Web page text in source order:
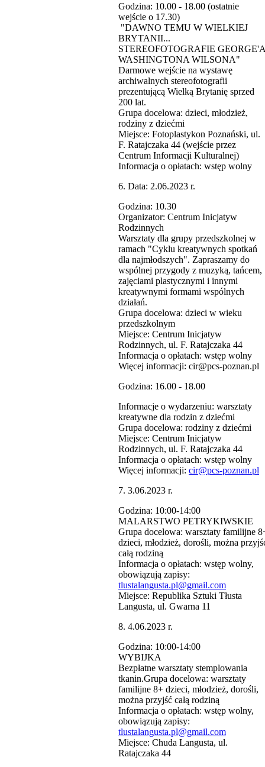
Godzina: 10.00 - 18.00 (ostatnie
wejście o 17.30)
"DAWNO TEMU W WIELKIEJ
BRYTANII...
STEREOFOTOGRAFIE GEORGE'A
WASHINGTONA WILSONA"
Darmowe wejście na wystawę
archiwalnych stereofotografii
prezentującą Wielką Brytanię sprzed
200 lat.
Grupa docelowa: dzieci, młodzież,
rodziny z dziećmi
Miejsce: Fotoplastykon Poznański, ul.
F. Ratajczaka 44 (wejście przez
Centrum Informacji Kulturalnej)
Informacja o opłatach: wstęp wolny
6. Data: 2.06.2023 r.
Godzina: 10.30
Organizator: Centrum Inicjatyw
Rodzinnych
Warsztaty dla grupy przedszkolnej w
ramach "Cyklu kreatywnych spotkań
dla najmłodszych". Zapraszamy do
wspólnej przygody z muzyką, tańcem,
zajęciami plastycznymi i innymi
kreatywnymi formami wspólnych
działań.
Grupa docelowa: dzieci w wieku
przedszkolnym
Miejsce: Centrum Inicjatyw
Rodzinnych, ul. F. Ratajczaka 44
Informacja o opłatach: wstęp wolny
Więcej informacji: cir@pcs-poznan.pl
Godzina: 16.00 - 18.00
Informacje o wydarzeniu: warsztaty
kreatywne dla rodzin z dziećmi
Grupa docelowa: rodziny z dziećmi
Miejsce: Centrum Inicjatyw
Rodzinnych, ul. F. Ratajczaka 44
Informacja o opłatach: wstęp wolny
Więcej informacji: cir@pcs-poznan.pl
7. 3.06.2023 r.
Godzina: 10:00-14:00
MALARSTWO PETRYKIWSKIE
Grupa docelowa: warsztaty familijne
dzieci, młodzież, dorośli, można
całą rodziną
Informacja o opłatach: wstęp wolny,
obowiązują zapisy:
tlustalangusta.pl@gmail.com
Miejsce: Republika Sztuki Tłusta
Langusta, ul. Gwarna 11
8. 4.06.2023 r.
Godzina: 10:00-14:00
WYBIJKA
Bezpłatne warsztaty stemplowania
tkanin.Grupa docelowa: warsztaty
familijne 8+ dzieci, młodzież, dorośli,
można przyjść całą rodziną
Informacja o opłatach: wstęp wolny,
obowiązują zapisy:
tlustalangusta.pl@gmail.com
Miejsce: Chuda Langusta, ul.
Ratajczaka 44